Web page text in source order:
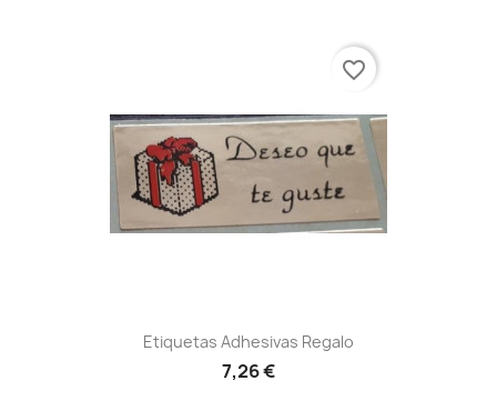
Etiquetas Adhesivas Regalo
7,26 €
favorite_border